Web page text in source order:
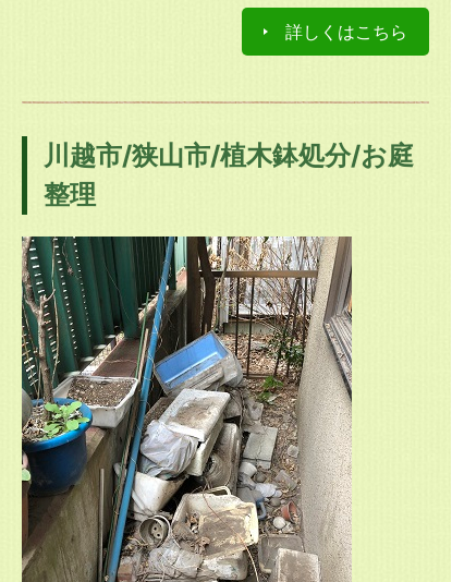
詳しくはこちら
川越市/狭山市/植木鉢処分/お庭
整理